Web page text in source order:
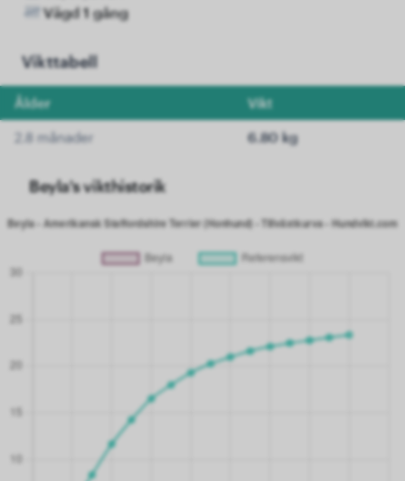
Vägd 1 gång
Vikttabell
Ålder Vikt
2.8 månader 6.80 kg
Beyla's vikthistorik